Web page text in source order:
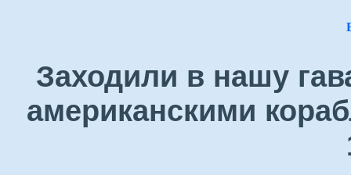
Заходили в нашу
американскими